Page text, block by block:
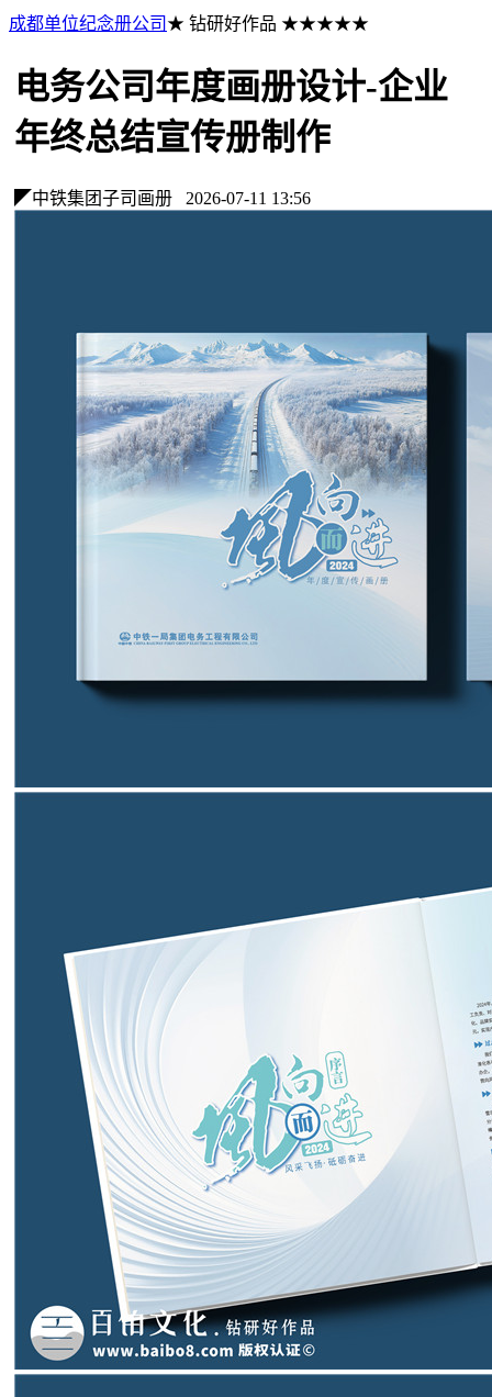
成都单位纪念册公司 ★ 钻研好作品 ★★★★★
电务公司年度画册设计-企业
年终总结宣传册制作
◤中铁集团子司画册 2026-07-11 13:56